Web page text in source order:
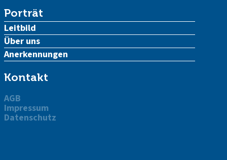
Porträt
Leitbild
Über uns
Anerkennungen
Kontakt
AGB
Impressum
Datenschutz